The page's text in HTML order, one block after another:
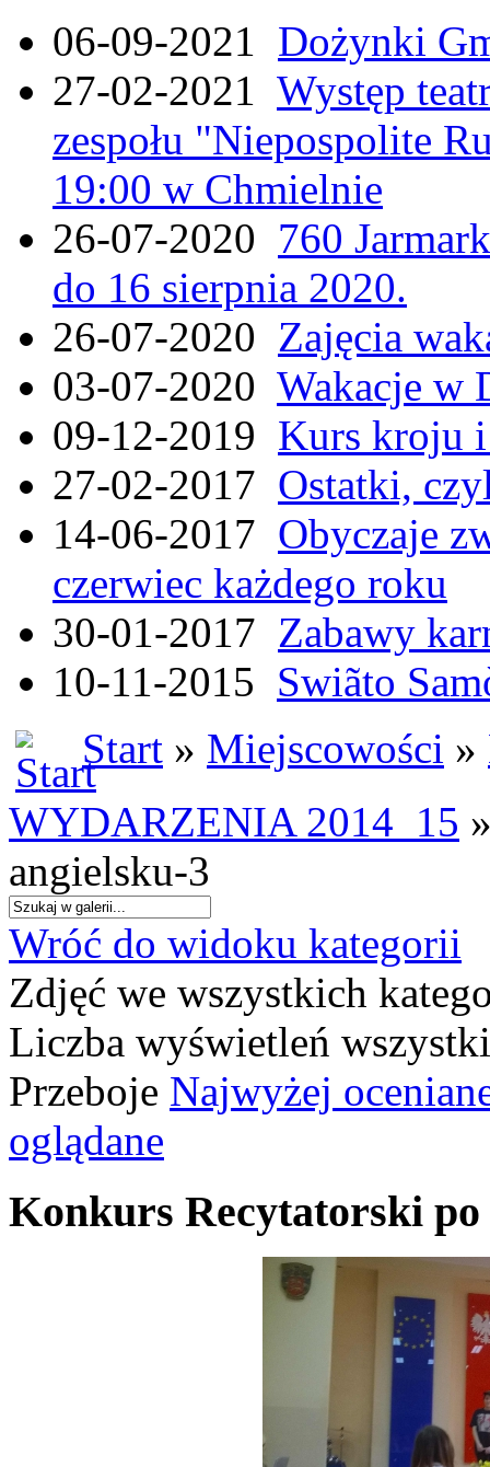
06-09-2021 Dożynki
27-02-2021 Występ
zespołu "Niepospolite
19:00 w Chmielnie
26-07-2020 760
do 16 sierpnia 2020.
26-07-2020 Zajęcia
03-07-2020 Wakacje w
09-12-2019 Kurs kroju i
27-02-2017 Ostatki,
14-06-2017 Obyczaje
czerwiec każdego roku
30-01-2017 Zabawy
10-11-2015 Swiãto
Start » Miejscowości »
WYDARZENIA 2014_15
angielsku-3
Wróć do widoku kategorii
Zdjęć we wszystkich
Liczba wyświetleń
Przeboje Najwyżej
oglądane
Konkurs Recytatorski po